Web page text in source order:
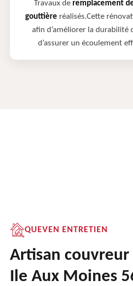
Travaux de remplacement
gouttière réalisés.Cette
afin d’améliorer la durabilité
d’assurer un écoulement
QUEVEN ENTRETIEN
Artisan
Ile Aux Moines